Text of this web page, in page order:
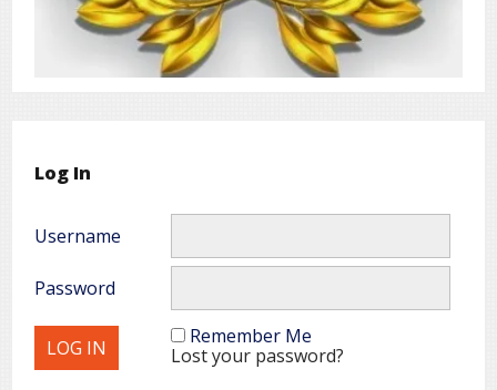
Log In
Username
Password
Remember Me
Lost your password?